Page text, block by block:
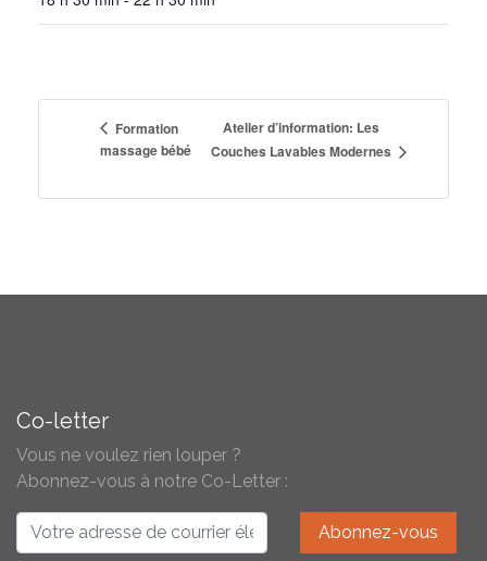
Formation
massage bébé
Atelier d’information: Les
Couches Lavables Modernes
Co-letter
Vous ne voulez rien louper ?
Abonnez-vous à notre Co-Letter :